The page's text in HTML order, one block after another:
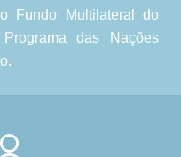
Fundo Multilateral do
das Nações